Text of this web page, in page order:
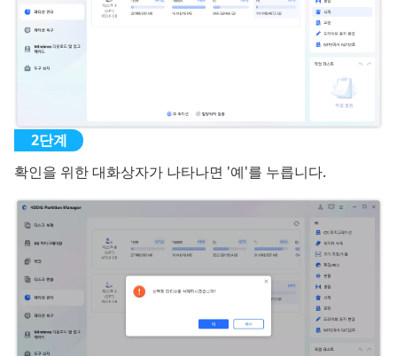
확인을 위한 대화상자가 나타나면 '예'를 누릅니다.